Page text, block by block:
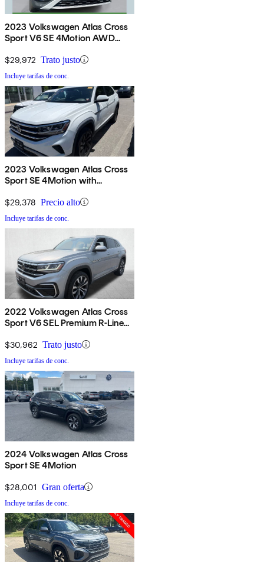
2023 Volkswagen Atlas Cross
Sport V6 SE 4Motion AWD
$29,972 Trato justo
Incluye tarifas de conc.
2023 Volkswagen Atlas Cross
Sport SE 4Motion with
$29,378 Precio alto
Incluye tarifas de conc.
2022 Volkswagen Atlas Cross
Sport V6 SEL Premium R-Line
$30,962 Trato justo
Incluye tarifas de conc.
2024 Volkswagen Atlas Cross
Sport SE 4Motion
$28,001 Gran oferta
Incluye tarifas de conc.